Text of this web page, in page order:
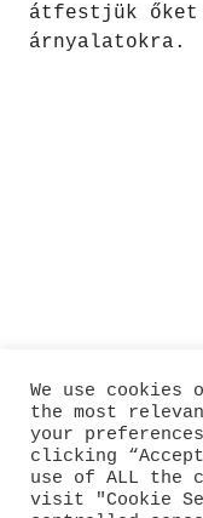
átfestjük
árnyalatokra.
We use cookies
the most
your
clicking
use of ALL the
visit "Cookie